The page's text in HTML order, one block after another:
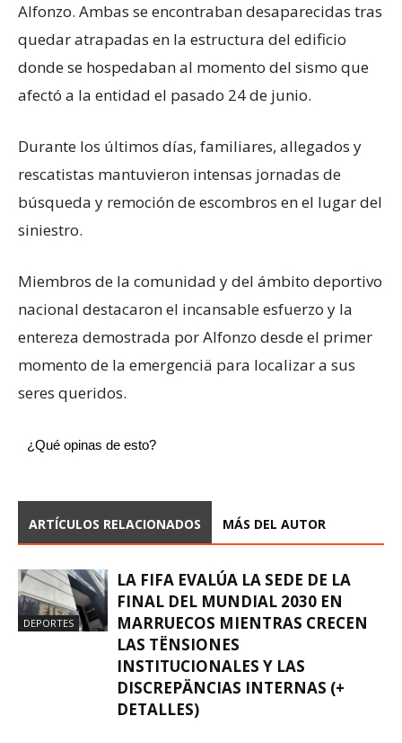
Alfonzo. Ambas se encontraban desaparecidas tras
quedar atrapadas en la estructura del edificio
donde se hospedaban al momento del sismo que
afectó a la entidad el pasado 24 de junio.
Durante los últimos días, familiares, allegados y
rescatistas mantuvieron intensas jornadas de
búsqueda y remoción de escombros en el lugar del
siniestro.
Miembros de la comunidad y del ámbito deportivo
nacional destacaron el incansable esfuerzo y la
entereza demostrada por Alfonzo desde el primer
momento de la emergenciä para localizar a sus
seres queridos.
¿Qué opinas de esto?
ARTÍCULOS RELACIONADOS MÁS DEL AUTOR
DEPORTES
LA FIFA EVALÚA LA SEDE DE LA
FINAL DEL MUNDIAL 2030 EN
MARRUECOS MIENTRAS CRECEN
LAS TËNSIONES
INSTITUCIONALES Y LAS
DISCREPÄNCIAS INTERNAS (+
DETALLES)